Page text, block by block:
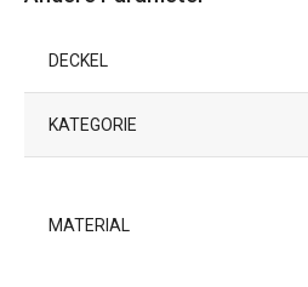
DECKEL
KATEGORIE
MATERIAL